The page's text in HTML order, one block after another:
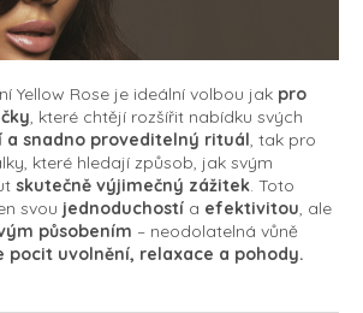
Yellow Rose je ideální volbou jak pro
, které chtějí rozšířit nabídku svých
a snadno proveditelný rituál, tak pro
které hledají způsob, jak svým
skutečně výjimečný zážitek. Toto
svou jednoduchostí a efektivitou, ale
působením – neodolatelná vůně
pocit uvolnění, relaxace a pohody.